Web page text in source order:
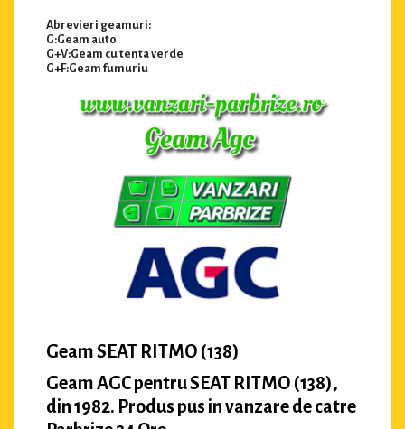
Abrevieri geamuri:
G:Geam auto
G+V:Geam cu tenta verde
G+F:Geam fumuriu
Geam SEAT RITMO (138)
Geam AGC pentru SEAT RITMO (138),
din 1982. Produs pus in vanzare de catre